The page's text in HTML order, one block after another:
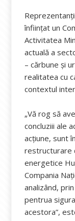
înființat un
Activitatea
actuală a
– cărbune și
realitatea cu
contextul
„Vă rog să
concluziii ale
acțiune, sunt
restructurare
energetice
Compania
analizând,
pentrua
acestora”,